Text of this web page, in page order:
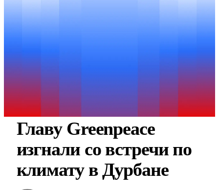
Главу Greenpeace
изгнали со встречи по
климату в Дурбане